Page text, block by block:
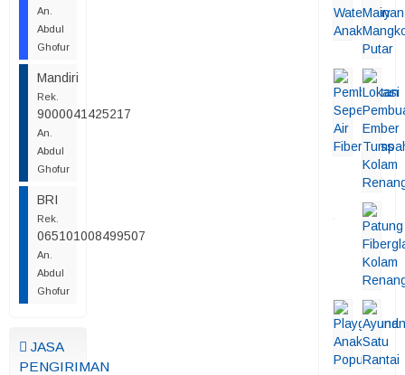
An.
Abdul
Ghofur
Mandiri
Rek.
9000041425217
An.
Abdul
Ghofur
BRI
Rek.
065101008499507
An.
Abdul
Ghofur
JASA
PENGIRIMAN